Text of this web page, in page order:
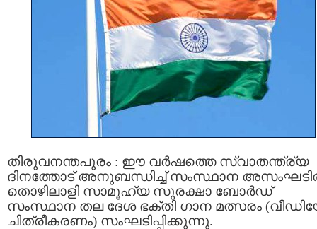
തിരുവനന്തപുരം : ഈ വര്‍ഷത്തെ സ്വാതന്ത്ര്യ
ദിനത്തോട് അനുബന്ധിച്ച് സംസ്ഥാന
തൊഴിലാളി സാമൂഹ്യ സുരക്ഷാ ബോർഡ്
സംസ്ഥാന തല ദേശ ഭക്തി ഗാന മത്സരം
ചിത്രീകരണം) സംഘടിപ്പിക്കുന്നു.